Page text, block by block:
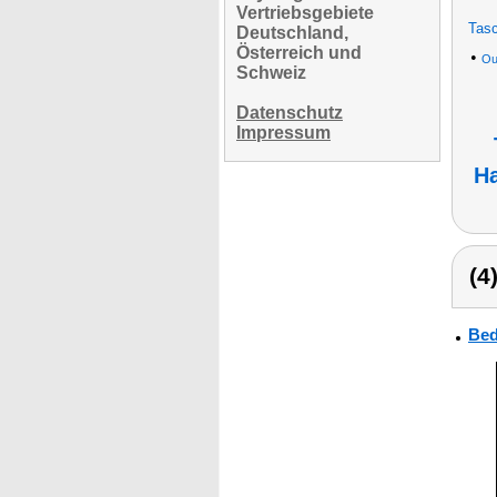
Vertriebsgebiete
Deutschland,
Österreich und
Schweiz
Datenschutz
Impressum
•